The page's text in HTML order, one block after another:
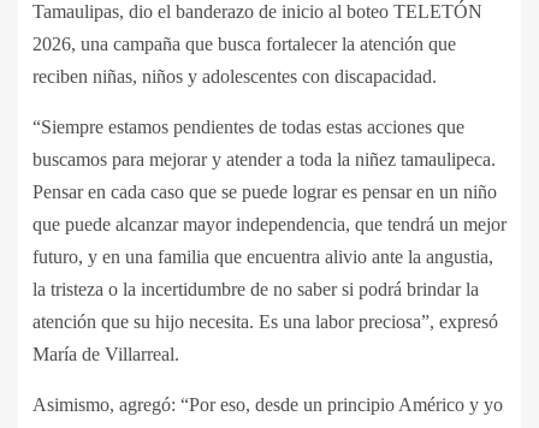
Tamaulipas, dio el banderazo de inicio al boteo TELETÓN
2026, una campaña que busca fortalecer la atención que
reciben niñas, niños y adolescentes con discapacidad.
“Siempre estamos pendientes de todas estas acciones que
buscamos para mejorar y atender a toda la niñez tamaulipeca.
Pensar en cada caso que se puede lograr es pensar en un niño
que puede alcanzar mayor independencia, que tendrá un mejor
futuro, y en una familia que encuentra alivio ante la angustia,
la tristeza o la incertidumbre de no saber si podrá brindar la
atención que su hijo necesita. Es una labor preciosa”, expresó
María de Villarreal.
Asimismo, agregó: “Por eso, desde un principio Américo y yo